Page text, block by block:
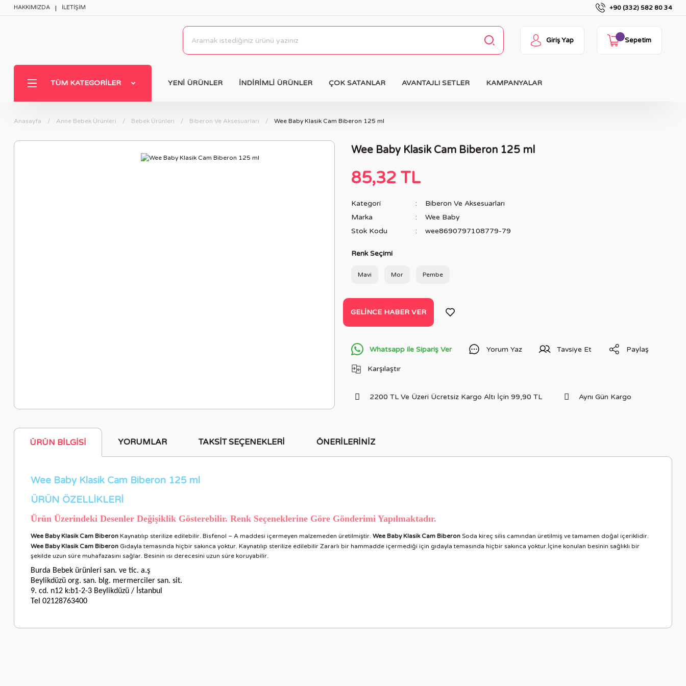
HAKKIMIZDA İLETİŞİM +90 (332) 582 80 34
Giriş Yap Sepetim
TÜM KATEGORILER YENİ ÜRÜNLER İNDİRİMLİ ÜRÜNLER ÇOK SATANLAR AVANTAJLI SETLER KAMPANYALAR
Anasayfa Anne Bebek Ürünleri Bebek Ürünleri Biberon Ve Aksesuarları Wee Baby Klasik Cam Biberon 125 ml
Wee Baby Klasik Cam Biberon 125 ml
85,32 TL
Kategori
Biberon Ve Aksesuarları
Marka
Wee Baby
Stok Kodu
wee8690797108779-79
Renk Seçimi
Mavi Mor Pembe
GELINCE HABER VER
Whatsapp ile Sipariş Ver Yorum Yaz Tavsiye Et Paylaş
Karşılaştır
2200 TL Ve Üzeri Ücretsiz Kargo Altı İçin 99,90 TL Aynı Gün Kargo
ÜRÜN BILGISI YORUMLAR TAKSIT SEÇENEKLERI ÖNERILERINIZ
Wee Baby Klasik Cam Biberon 125 ml
ÜRÜN ÖZELLİKLERİ
Ürün Üzerindeki Desenler Değişiklik Gösterebilir. Renk Seçeneklerine Göre Gönderimi Yapılmaktadır.
Wee Baby Klasik Cam Biberon Kaynatılıp sterilize edilebilir. Bisfenol – A maddesi içermeyen malzemeden üretilmiştir. Wee Baby Klasik Cam Biberon Soda kireç silis camından üretilmiş ve tamamen doğal içeriklidir.
Wee Baby Klasik Cam Biberon Gıdayla temasında hiçbir sakınca yoktur. Kaynatılıp sterilize edilebilir Zararlı bir hammadde içermediği için gıdayla temasında hiçbir sakınca yoktur.İçine konulan besinin sağlıklı bir
şekilde uzun süre muhafazasını sağlar. Besinin ısı derecesini uzun süre koruyabilir.
Burda Bebek ürünleri san. ve tic. a.ş
Beylikdüzü org. san. blg. mermerciler san. sit.
9. cd. n12 k:b1-2-3 Beylikdüzü / İstanbul
Tel 02128763400